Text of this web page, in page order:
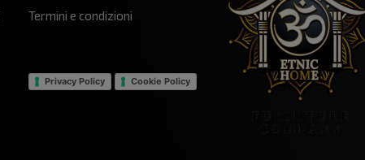
Termini e condizioni
Privacy Policy Cookie Policy